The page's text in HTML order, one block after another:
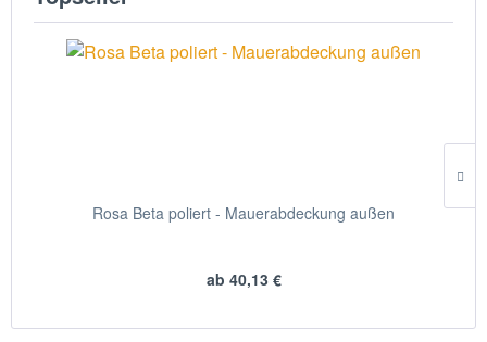
Rosa Beta poliert - Mauerabdeckung außen
ab 40,13 €